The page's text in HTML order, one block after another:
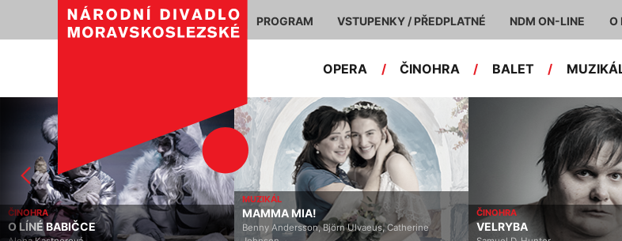
PROGRAM VSTUPENKY / PŘEDPLATNÉ NDM ON-LINE O
OPERA / ČINOHRA / BALET /
ČINOHRA
O LÍNÉ BABIČCE
MUZIKÁL
MAMMA MIA!
Benny Andersson, Björn Ulvaeus, Catherine
ČINOHRA
VELRYBA